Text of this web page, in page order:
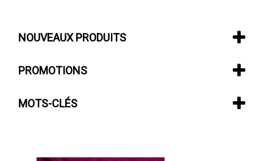
NOUVEAUX PRODUITS
PROMOTIONS
MOTS-CLÉS